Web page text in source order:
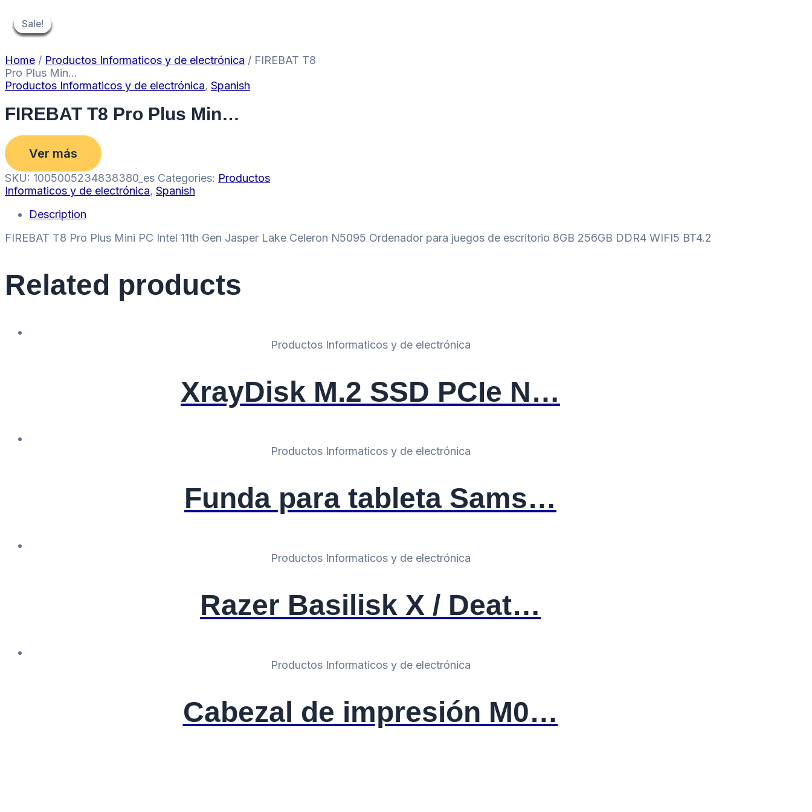
to
content
Sale!
Home / Productos Informaticos y de electrónica / FIREBAT T8
Pro Plus Min…
Productos Informaticos y de electrónica, Spanish
FIREBAT T8 Pro Plus Min…
Ver más
SKU: 1005005234838380_es Categories: Productos
Informaticos y de electrónica, Spanish
Description
FIREBAT T8 Pro Plus Mini PC Intel 11th Gen Jasper Lake Celeron N5095 Ordenador para juegos de escritorio 8GB 256GB DDR4 WIFI5 BT4.2
Related products
Sale!
Sale!
Productos Informaticos y de electrónica
XrayDisk M.2 SSD PCIe N…
Sale!
Sale!
Productos Informaticos y de electrónica
Funda para tableta Sams…
Sale!
Sale!
Productos Informaticos y de electrónica
Razer Basilisk X / Deat…
Productos Informaticos y de electrónica
Cabezal de impresión M0…